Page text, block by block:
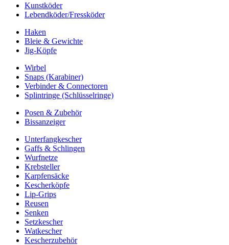
Kunstköder
Lebendköder/Fressköder
Haken
Bleie & Gewichte
Jig-Köpfe
Wirbel
Snaps (Karabiner)
Verbinder & Connectoren
Splintringe (Schlüsselringe)
Posen & Zubehör
Bissanzeiger
Unterfangkescher
Gaffs & Schlingen
Wurfnetze
Krebsteller
Karpfensäcke
Kescherköpfe
Lip-Grips
Reusen
Senken
Setzkescher
Watkescher
Kescherzubehör